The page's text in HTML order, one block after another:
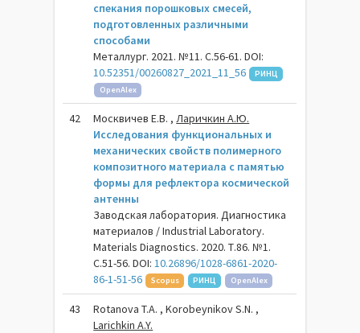
спекания порошковых смесей,
подготовленных различными
способами
Металлург. 2021. №11. С.56-61. DOI:
10.52351/00260827_2021_11_56
РИНЦ
OpenAlex
42 Москвичев Е.В. ,Ларичкин А.Ю.
Исследования функциональных и
механических свойств полимерного
композитного материала с памятью
формы для рефлектора космической
антенны
Заводская лаборатория. Диагностика
материалов / Industrial Laboratory.
Materials Diagnostics. 2020. Т.86. №1.
С.51-56. DOI:10.26896/1028-6861-2020-
86-1-51-56
Scopus РИНЦ OpenAlex
43
Rotanova T.A. , Korobeynikov S.N. ,
Larichkin A.Y.